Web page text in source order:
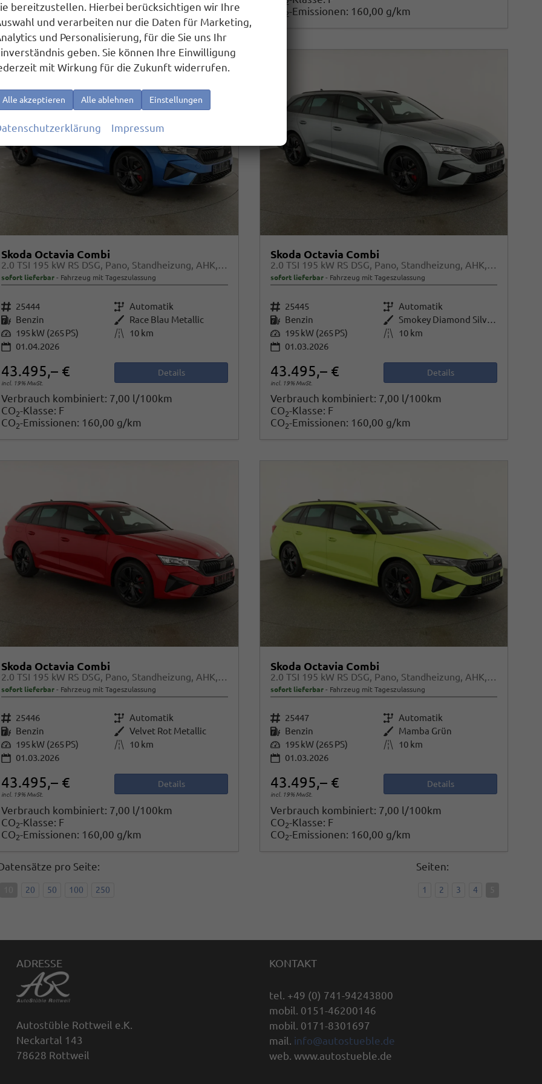
CO -Emissionen:156,00 g/km
2
2-Emissionen: 160,00 g/km
Skoda Octavia Combi
2.0 TSI 195 kW RS DSG, Pano, Standheizung, AHK, Navi, Matrix, Canton, Side, Winter, 5 J.-Garantie
sofort lieferbar Fahrzeug mit Tageszulassung
Fahrzeugnr. 25444 GetriebeAutomatik
Kraftstoff Benzin Außenfarbe Race Blau Metallic
Leistung 195 kW (265 PS) Kilometerstand
10 km
01.04.2026
43.495,– €
incl. 19% MwSt.
Details
Verbrauch kombiniert: 7,00 l/100km
CO2-Klasse: F
CO2-Emissionen: 160,00 g/km
Skoda Octavia Combi
2.0 TSI 195 kW RS DSG, Pano, Standheizung, AHK, Navi, Matrix, Canton, Side, Winter, 5 J.-Garantie
sofort lieferbar Fahrzeug mit Tageszulassung
Fahrzeugnr. 25445 GetriebeAutomatik
Kraftstoff Benzin Außenfarbe
Smokey Diamond Silver Metallic
Leistung 195 kW (265 PS) Kilometerstand 10 km
01.03.2026
43.495,– €
incl. 19% MwSt.
Details
Verbrauch kombiniert: 7,00 l/100km
CO2-Klasse: F
CO2-Emissionen: 160,00 g/km
Skoda Octavia Combi
2.0 TSI 195 kW RS DSG, Pano, Standheizung, AHK, Navi, Matrix, Canton, Side, Winter, 5 J.-Garantie
sofort lieferbar Fahrzeug mit Tageszulassung
Fahrzeugnr. 25446 GetriebeAutomatik
Kraftstoff Benzin AußenfarbeVelvet Rot Metallic
Leistung 195 kW (265 PS) Kilometerstand
10 km
01.03.2026
43.495,– €
incl. 19% MwSt.
Details
Verbrauch kombiniert: 7,00 l/100km
CO2-Klasse: F
CO2-Emissionen: 160,00 g/km
Skoda Octavia Combi
2.0 TSI 195 kW RS DSG, Pano, Standheizung, AHK, Navi, Matrix, Canton, Side, Winter, 5 J.-Garantie
sofort lieferbar Fahrzeug mit Tageszulassung
Fahrzeugnr. 25447 GetriebeAutomatik
Kraftstoff Benzin Außenfarbe Mamba Grün
Leistung 195 kW (265 PS) Kilometerstand 10 km
01.03.2026
43.495,– €
incl. 19% MwSt.
Details
Verbrauch kombiniert: 7,00 l/100km
CO2-Klasse: F
CO2-Emissionen: 160,00 g/km
pro Seite:
20 50 100 250
Seiten:
1 2 3 4
ADRESSE
Autostüble Rottweil e.K.
Neckartal 143
78628 Rottweil
KONTAKT
tel. +49 (0) 741-94243800
mobil. 0151-46200146
mobil. 0171-8301697
mail. info@autostueble.de
web. www.autostueble.de
bereitzustellen. Hierbei berücksichtigen wir Ihre
und verarbeiten nur die Daten für Marketing,
und Personalisierung, für die Sie uns Ihr
geben. Sie können Ihre Einwilligung
mit Wirkung für die Zukunft widerrufen.
Alle akzeptieren Alle ablehnen Einstellungen
Impressum